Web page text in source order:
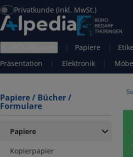
Privatkunde (inkl. MwSt.)
| Papiere |
Präsentation
| Elektronik |
Papiere / Bücher /
Formulare
Papiere
Kopierpapier